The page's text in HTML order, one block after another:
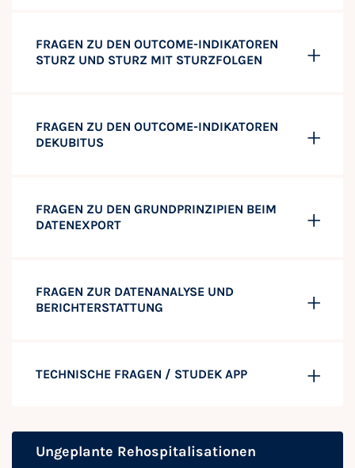
FRAGEN ZU DEN OUTCOME-INDIKATOREN
STURZ UND STURZ MIT STURZFOLGEN
FRAGEN ZU DEN OUTCOME-INDIKATOREN
DEKUBITUS
FRAGEN ZU DEN GRUNDPRINZIPIEN BEIM
DATENEXPORT
FRAGEN ZUR DATENANALYSE UND
BERICHTERSTATTUNG
TECHNISCHE FRAGEN / STUDEK APP
Ungeplante Rehospitalisationen